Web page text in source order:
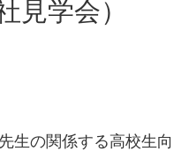
見学会）
生の関係する高校生向